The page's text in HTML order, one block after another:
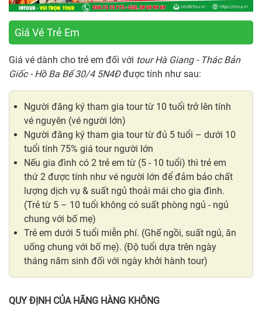
Giá Vé Trẻ Em
Giá vé dành cho trẻ em đối với tour Hà Giang - Thác Bản
Giốc - Hồ Ba Bể 30/4 5N4Đđược tính như sau:
Người đăng ký tham gia tour từ 10 tuổi trở lên tính
vé nguyên (vé người lớn)
Người đăng ký tham gia tour từ đủ 5 tuổi – dưới 10
tuổi tính 75% giá tour người lớn
Nếu gia đình có 2 trẻ em từ (5 - 10 tuổi) thì trẻ em
thứ 2 được tính như vé người lớn để đảm bảo chất
lượng dịch vụ & suất ngủ thoải mái cho gia đình.
(Trẻ từ 5 – 10 tuổi không có suất phòng ngủ - ngủ
chung với bố mẹ)
Trẻ em dưới 5 tuổi miễn phí. (Ghế ngồi, suất ngủ, ăn
uống chung với bố mẹ). (Độ tuổi dựa trên ngày
tháng năm sinh đối với ngày khởi hành tour)
QUY ĐỊNH CỦA HÃNG HÀNG KHÔNG